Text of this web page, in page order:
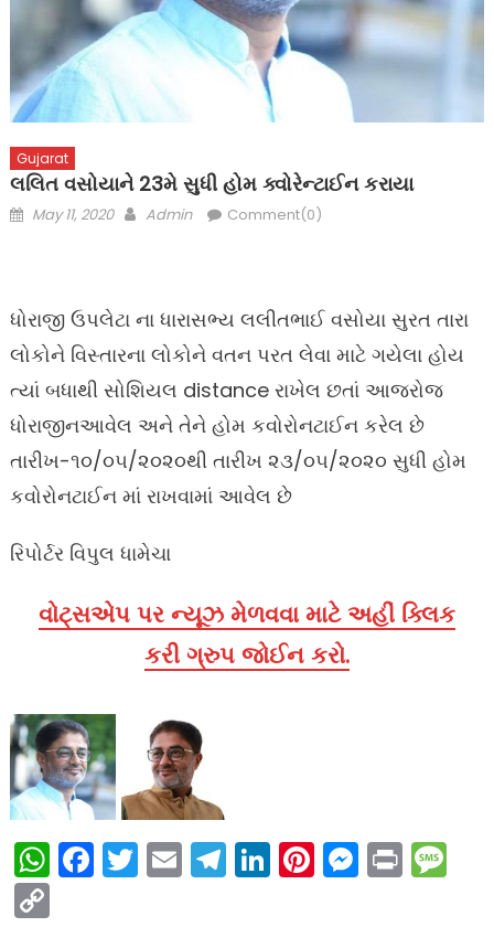
Gujarat
લલિત વસોયાને 23મે સુધી હોમ ક્વોરેન્ટાઈન કરાયા
Posted
May 11, 2020 Author
Admin Comment(0)
ધોરાજી ઉપલેટા ના ધારાસભ્ય લલીતભાઈ વસોયા સુરત તારા
લોકોને વિસ્તારના લોકોને વતન પરત લેવા માટે ગયેલા હોય
ત્યાં બધાથી સોશિયલ distance રાખેલ છતાં આજરોજ
ધોરાજીનઆવેલ અને તેને હોમ કવોરોનટાઈન કરેલ છે
તારીખ-૧૦/૦૫/૨૦૨૦થી તારીખ ૨૩/૦૫/૨૦૨૦ સુધી હોમ
કવોરોનટાઈન માં રાખવામાં આવેલ છે
રિપોર્ટર વિપુલ ધામેચા
વોટ્સએપ પર ન્યૂઝ મેળવવા માટે અહીં ક્લિક
કરી ગ્રુપ જોઈન કરો.
WhatsApp
Facebook
Twitter
EmailTelegram
LinkedIn
Pinterest
Print
Copy